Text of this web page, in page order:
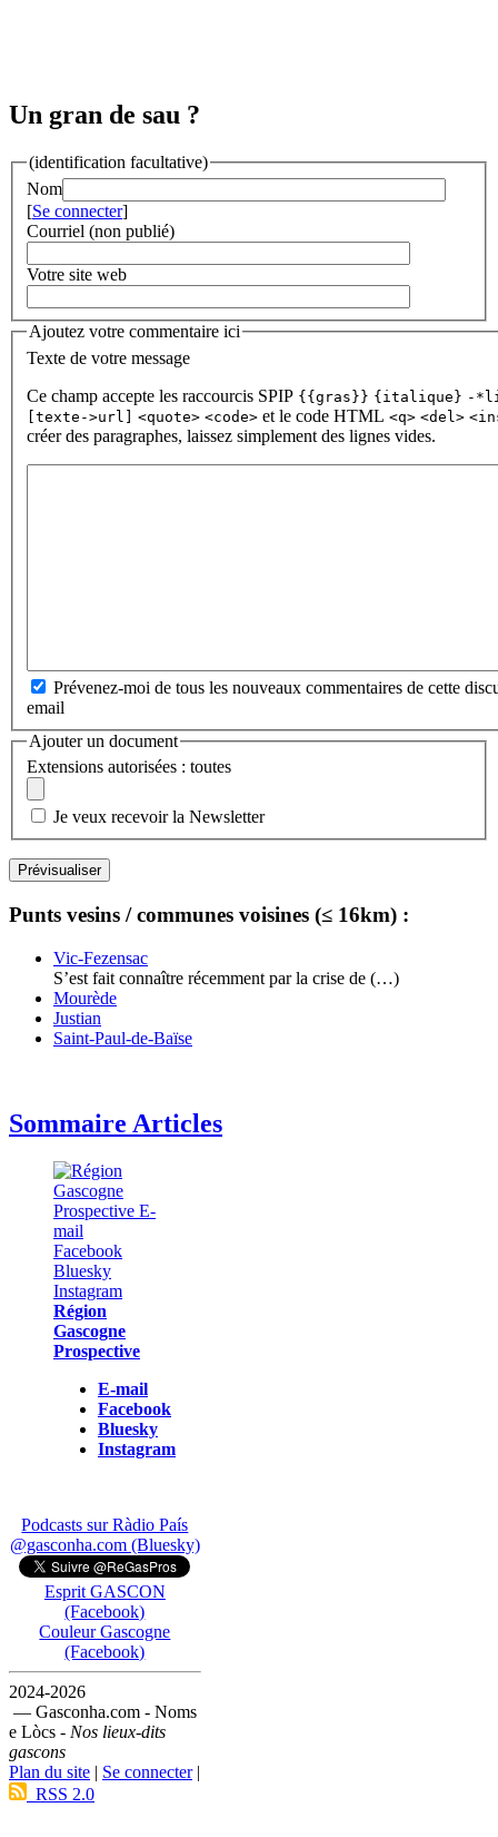
Un gran de sau ?
(identification facultative)
Nom
[Se connecter]
Courriel (non publié)
Votre site web
Ajoutez votre commentaire ici
Texte de votre message
Ce champ accepte les raccourcis SPIP {{gras}} {italique} -
[texte->url] <quote> <code> et le code HTML <q> <del>
créer des paragraphes, laissez simplement des lignes vides.
Prévenez-moi de tous les nouveaux commentaires de cette
email
Ajouter un document
Extensions autorisées : toutes
Je veux recevoir la Newsletter
Punts vesins / communes voisines (≤ 16km) :
Vic-Fezensac
S’est fait connaître récemment par la crise de (…)
Mourède
Justian
Saint-Paul-de-Baïse
Sommaire Articles
Région
Gascogne
Prospective
E-mail
Facebook
Bluesky
Instagram
Podcasts sur Ràdio País
@gasconha.com (Bluesky)
Esprit GASCON
(Facebook)
Couleur Gascogne
(Facebook)
2024-2026
— Gasconha.com - Noms
e Lòcs - Nos lieux-dits
gascons
Plan du site | Se connecter|
RSS 2.0